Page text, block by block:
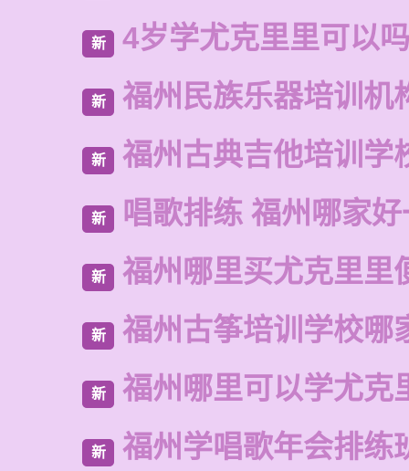
新 4岁学尤克里里可以吗
新 福州民族乐器培训机
新 福州古典吉他培训学
新 唱歌排练 福州哪家
新 福州哪里买尤克里里
新 福州古筝培训学校哪
新 福州哪里可以学尤克
新 福州学唱歌年会排练